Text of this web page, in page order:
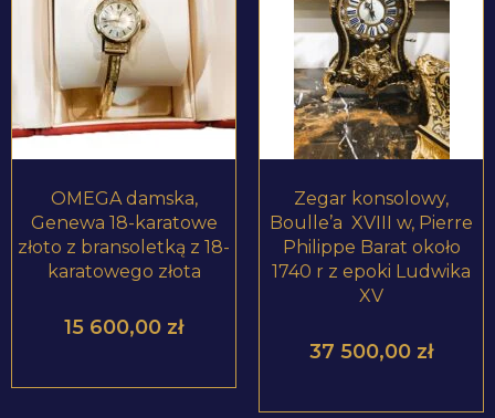
ZOBACZ PRODUKT
OMEGA damska,
Genewa 18-karatowe
złoto z bransoletką z 18-
karatowego złota
15 600,00 zł
ZOBACZ PRODUKT
Zegar konsolowy,
Boulle’a XVIII w, Pierre
Philippe Barat około
1740 r z epoki Ludwika
XV
37 500,00 zł